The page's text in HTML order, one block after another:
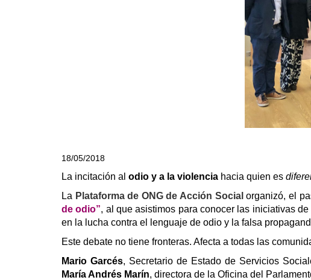
18/05/2018
La incitación al odio y a la violencia hacia quien es
La Plataforma de ONG de Acción Social organizó, el
de odio”, al que asistimos para conocer las iniciativas
en la lucha contra el lenguaje de odio y la falsa
Este debate no tiene fronteras. Afecta a todas las
Mario Garcés, Secretario de Estado de Servicios
María Andrés Marín, directora de la Oficina del